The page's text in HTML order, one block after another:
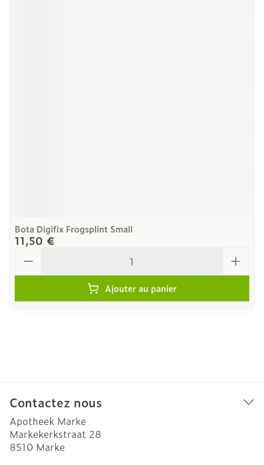
Bota Digifix Frogsplint Small
11,50 €
Ajouter au panier
Contactez nous
Apotheek Marke
Markekerkstraat 28
8510 Marke